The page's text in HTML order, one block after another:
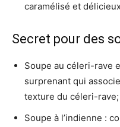
caramélisé et
Secret pour des
Soupe au céleri-rave
surprenant qui
texture du céleri-rave;
Soupe à l’indienne :